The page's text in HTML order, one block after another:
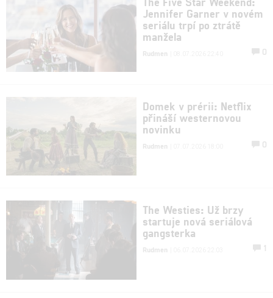
Jennifer Garner v novém
seriálu trpí po ztrátě
manžela
Rudmen 0
Domek v prérii: Netflix
přináší westernovou
novinku
Rudmen 0
The Westies: Už brzy
startuje nová seriálová
gangsterka
Rudmen 1